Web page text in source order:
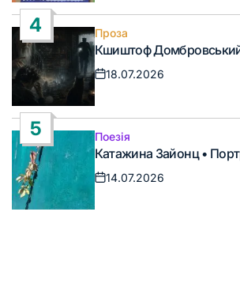
4
Опублікувати
у
Проза
Кшиштоф Домбровський
Дата
запису
18.07.2026
5
Опублікувати
у
Поезія
Катажина Зайонц •
Дата
14.07.2026